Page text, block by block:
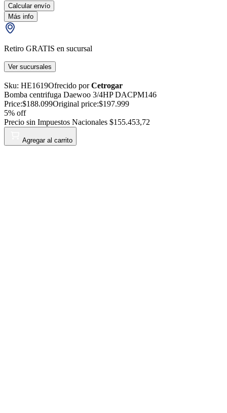
Calcular envío
Más info
Retiro GRATIS en sucursal
Ver sucursales
Sku: HE1619Ofrecido porCetrogar
Bomba centrifuga Daewoo 3/4HP DACPM146
Price:$188.099Original price:$197.999
5% off
Precio sin Impuestos Nacionales $155.453,72
Agregar al carrito